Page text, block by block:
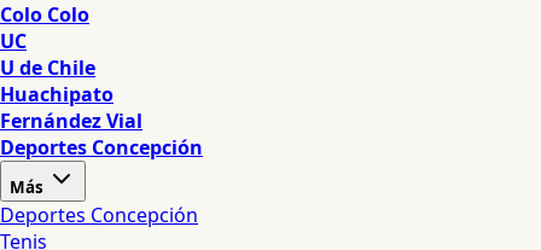
Colo Colo
UC
U de Chile
Huachipato
Fernández Vial
Deportes Concepción
Más
Deportes Concepción
Tenis